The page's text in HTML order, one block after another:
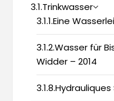
3.1.Trinkwasser
3.1.1.Eine
3.1.2.Wasser für
Widder – 2014